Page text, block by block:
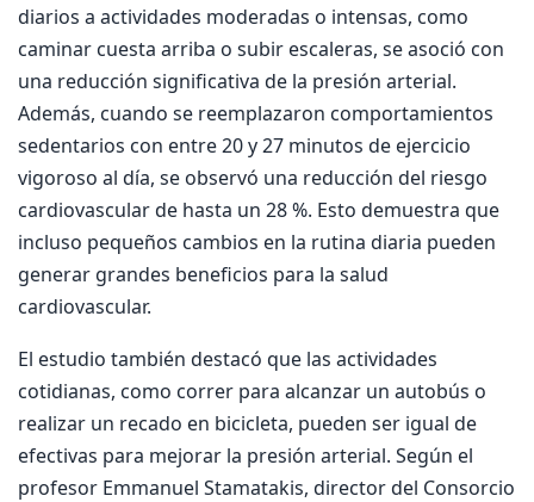
diarios a actividades moderadas o intensas, como
caminar cuesta arriba o subir escaleras, se asoció con
una reducción significativa de la presión arterial.
Además, cuando se reemplazaron comportamientos
sedentarios con entre 20 y 27 minutos de ejercicio
vigoroso al día, se observó una reducción del riesgo
cardiovascular de hasta un 28 %. Esto demuestra que
incluso pequeños cambios en la rutina diaria pueden
generar grandes beneficios para la salud
cardiovascular.
El estudio también destacó que las actividades
cotidianas, como correr para alcanzar un autobús o
realizar un recado en bicicleta, pueden ser igual de
efectivas para mejorar la presión arterial. Según el
profesor Emmanuel Stamatakis, director del Consorcio